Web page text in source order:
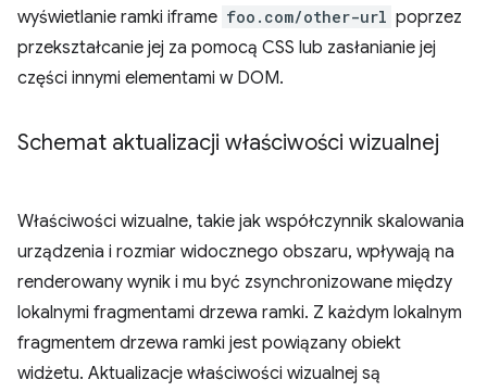
wyświetlanie ramki iframe foo.com/other-url poprzez
przekształcanie jej za pomocą CSS lub zasłanianie jej
części innymi elementami w DOM.
Schemat aktualizacji właściwości wizualnej
Właściwości wizualne, takie jak współczynnik skalowania
urządzenia i rozmiar widocznego obszaru, wpływają na
renderowany wynik i mu być zsynchronizowane między
lokalnymi fragmentami drzewa ramki. Z każdym lokalnym
fragmentem drzewa ramki jest powiązany obiekt
widżetu. Aktualizacje właściwości wizualnej są